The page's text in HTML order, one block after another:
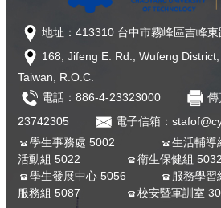
地址：413310 台中市霧峰區吉峰東
168, Jifeng E. Rd., Wufeng
Taiwan, R.O.C.
電話：886-4-23323000
傳
23742305
電子信箱：
學生事務處 5002
生活輔導
活動組 5022
衛生保健組 5032
學生發展中心 5056
服務學習
服務組 5087
校安暨軍訓室